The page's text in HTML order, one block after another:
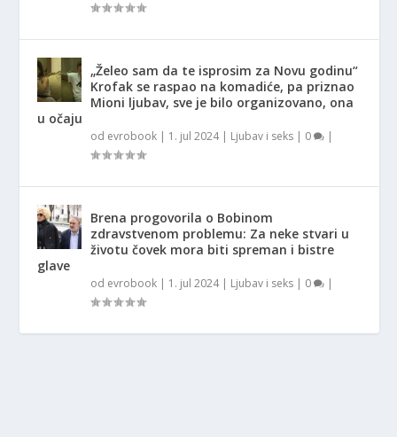
„Želeo sam da te isprosim za Novu godinu“
Krofak se raspao na komadiće, pa priznao
Mioni ljubav, sve je bilo organizovano, ona
u očaju
od evrobook | 1. jul 2024| Ljubav i seks | 0 |
Brena progovorila o Bobinom
zdravstvenom problemu: Za neke stvari u
životu čovek mora biti spreman i bistre
glave
od evrobook | 1. jul 2024| Ljubav i seks | 0 |